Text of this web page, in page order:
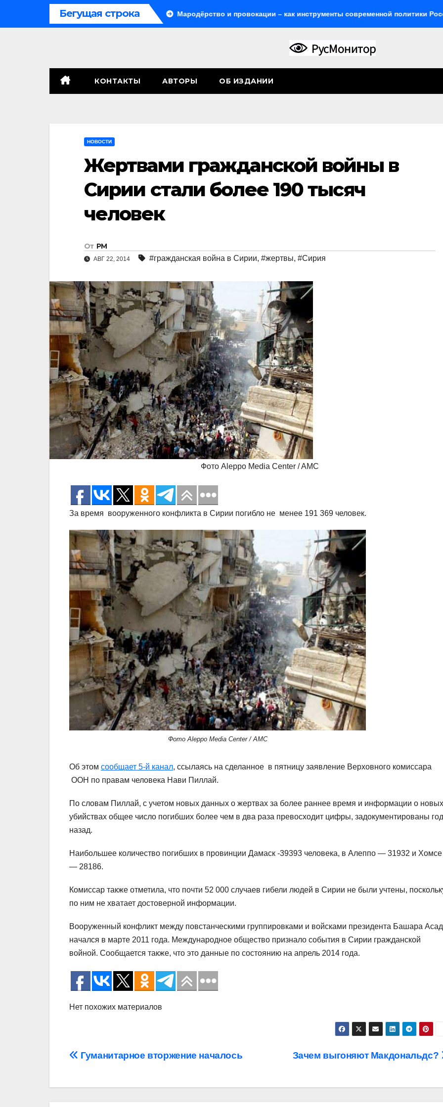
Бегущая строка
сенат принимает по Грэму закон Мародёрство и провокации – как инструменты современной политики России
КОНТАКТЫ АВТОРЫ ОБ ИЗДАНИИ
НОВОСТИ
Жертвами гражданской войны в
Сирии стали более 190 тысяч
человек
От РМ
АВГ 22, 2014 #гражданская война в Сирии, #жертвы, #Сирия
Фото Aleppo Media Center / AMC
За время вооруженного конфликта в Сирии погибло не менее 191 369 человек.
Фото Aleppo Media Center / AMC
Об этом сообщает 5-й канал, ссылаясь на сделанное в пятницу заявление Верховного комиссара
ООН по правам человека Нави Пиллай.
По словам Пиллай, с учетом новых данных о жертвах за более раннее время и информации о новых
убийствах общее число погибших более чем в два раза превосходит цифры, задокументированы год
назад.
Наибольшее количество погибших в провинции Дамаск -39393 человека, в Алеппо — 31932 и Хомсе
— 28186.
Комиссар также отметила, что почти 52 000 случаев гибели людей в Сирии не были учтены,
по ним не хватает достоверной информации.
Вооруженный конфликт между повстанческими группировками и войсками президента Башара
начался в марте 2011 года. Международное общество признало события в Сирии гражданской
войной. Сообщается также, что это данные по состоянию на апрель 2014 года.
Нет похожих материалов
Навигация
Зачем выгоняют Макдональдс?
Гуманитарное вторжение началось